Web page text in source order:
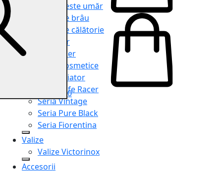
Genți peste umăr
Genți de brâu
Genți de călătorie
Shopper
Organiser
Truse cosmetice
Seria Aviator
Seria Cafe Racer
Seria Vintage
Seria Pure Black
Seria Fiorentina
Valize
Valize Victorinox
Accesorii
0